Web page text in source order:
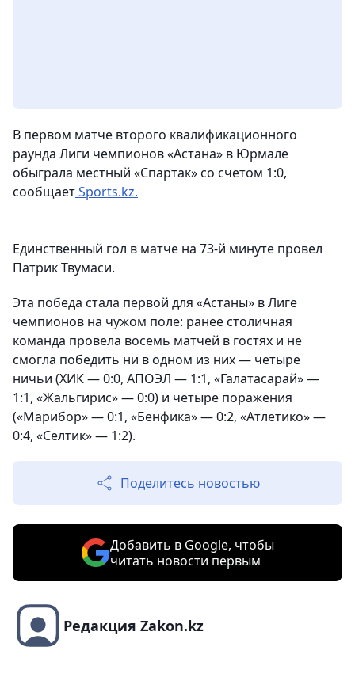
В первом матче второго квалификационного
раунда Лиги чемпионов «Астана» в Юрмале
обыграла местный «Спартак» со счетом 1:0,
сообщаетSports.kz.
Единственный гол в матче на 73-й минуте провел
Патрик Твумаси.
Эта победа стала первой для «Астаны» в Лиге
чемпионов на чужом поле: ранее столичная
команда провела восемь матчей в гостях и не
смогла победить ни в одном из них — четыре
ничьи (ХИК — 0:0, АПОЭЛ — 1:1, «Галатасарай» —
1:1, «Жальгирис» — 0:0) и четыре поражения
(«Марибор» — 0:1, «Бенфика» — 0:2, «Атлетико» —
0:4, «Селтик» — 1:2).
Поделитесь новостью
Добавить в Google, чтобы
читать новости первым
Редакция Zakon.kz